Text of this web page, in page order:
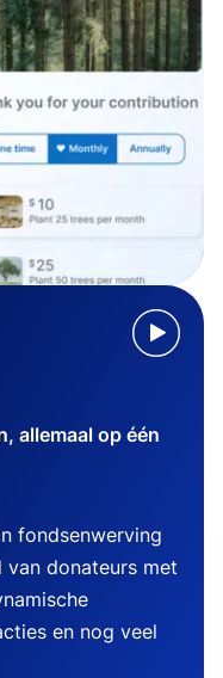
allemaal op één
fondsenwerving
donateurs met
en nog veel